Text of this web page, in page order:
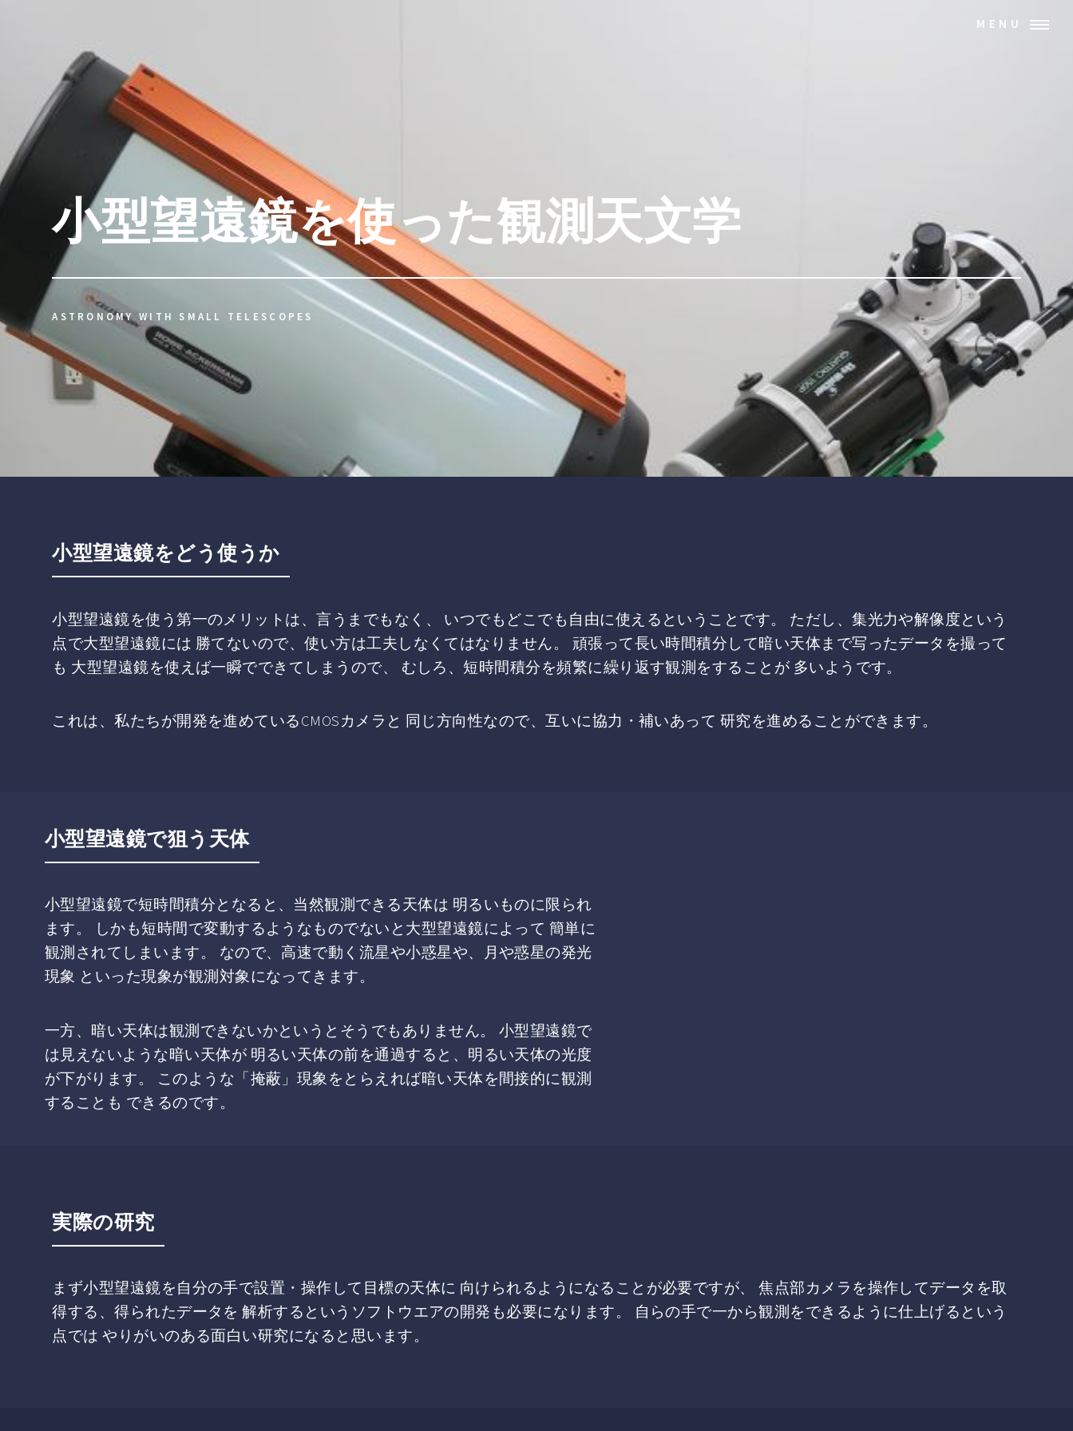
MENU
小型望遠鏡を使った観測天文学
ASTRONOMY WITH SMALL TELESCOPES
小型望遠鏡をどう使うか
小型望遠鏡を使う第一のメリットは、言うまでもなく、 いつでもどこでも自由に使えるということです。 ただし、集光力や解像度という
点で大型望遠鏡には 勝てないので、使い方は工夫しなくてはなりません。 頑張って長い時間積分して暗い天体まで写ったデータを撮って
も 大型望遠鏡を使えば一瞬でできてしまうので、 むしろ、短時間積分を頻繁に繰り返す観測をすることが 多いようです。
これは、私たちが開発を進めているCMOSカメラと 同じ方向性なので、互いに協力・補いあって 研究を進めることができます。
小型望遠鏡で狙う天体
小型望遠鏡で短時間積分となると、当然観測できる天体は 明るいものに限られ
ます。 しかも短時間で変動するようなものでないと大型望遠鏡によって 簡単に
観測されてしまいます。 なので、高速で動く流星や小惑星や、月や惑星の発光
現象 といった現象が観測対象になってきます。
一方、暗い天体は観測できないかというとそうでもありません。 小型望遠鏡で
は見えないような暗い天体が 明るい天体の前を通過すると、明るい天体の光度
が下がります。 このような「掩蔽」現象をとらえれば暗い天体を間接的に観測
することも できるのです。
実際の研究
まず小型望遠鏡を自分の手で設置・操作して目標の天体に 向けられるようになることが必要ですが、 焦点部カメラを操作してデータを取
得する、得られたデータを 解析するというソフトウエアの開発も必要になります。 自らの手で一から観測をできるように仕上げるという
点では やりがいのある面白い研究になると思います。